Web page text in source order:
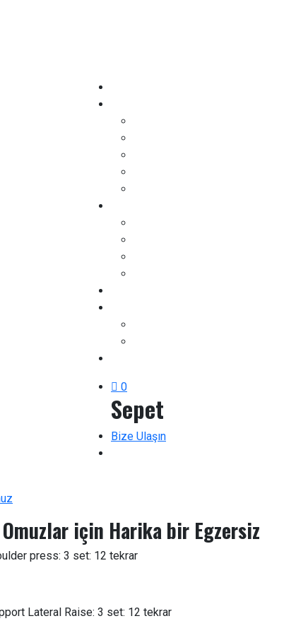
0
Sepet
Bize Ulaşın
için Harika bir Egzersiz
press: 3 set: 12 tekrar
Lateral Raise: 3 set: 12 tekrar